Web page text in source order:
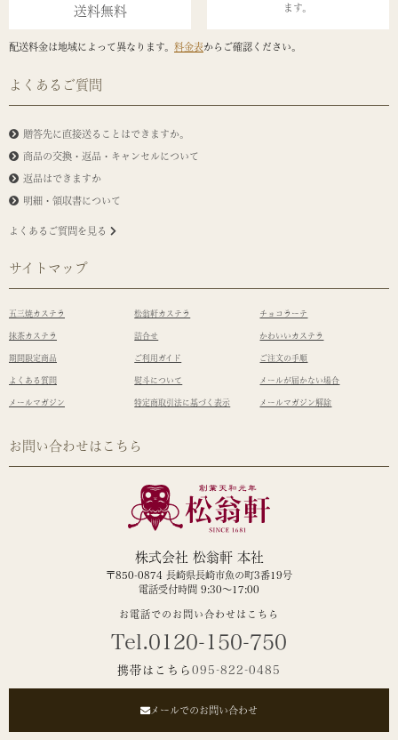
送料無料
ます。
配送料金は地域によって異なります。 料金表からご確認ください。
よくあるご質問
贈答先に直接送ることはできますか。
商品の交換・返品・キャンセルについて
返品はできますか
明細・領収書について
よくあるご質問を見る
サイトマップ
五三焼カステラ 松翁軒カステラ チョコラーテ
抹茶カステラ 詰合せ かわいいカステラ
期間限定商品 ご利用ガイド ご注文の手順
よくある質問 熨斗について メールが届かない場合
メールマガジン 特定商取引法に基づく表示 メールマガジン解除
お問い合わせはこちら
株式会社 松翁軒 本社
〒850-0874 長崎県長崎市魚の町3番19号
電話受付時間 9:30～17:00
お電話でのお問い合わせはこちら
Tel.0120-150-750
携帯はこちら 095-822-0485
メールでのお問い合わせ